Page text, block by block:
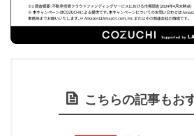
こちらの記事もお